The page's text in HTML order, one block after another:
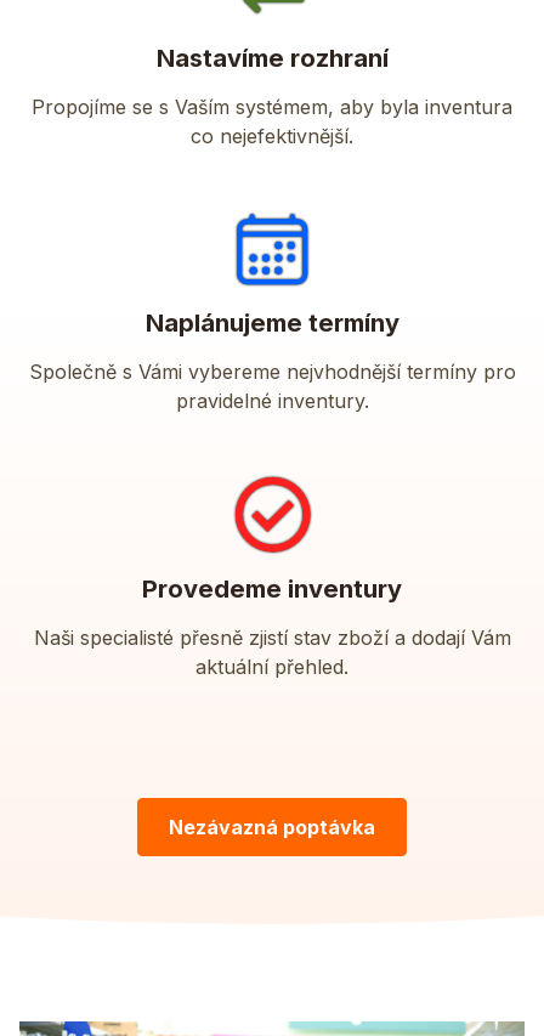
Nastavíme rozhraní
Propojíme se s Vaším systémem, aby byla inventura
co nejefektivnější.
Naplánujeme termíny
Společně s Vámi vybereme nejvhodnější termíny pro
pravidelné inventury.
Provedeme inventury
Naši specialisté přesně zjistí stav zboží a dodají Vám
aktuální přehled.
Nezávazná poptávka